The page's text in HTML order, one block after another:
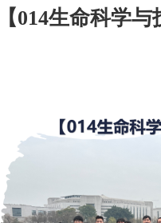
【014生命科学